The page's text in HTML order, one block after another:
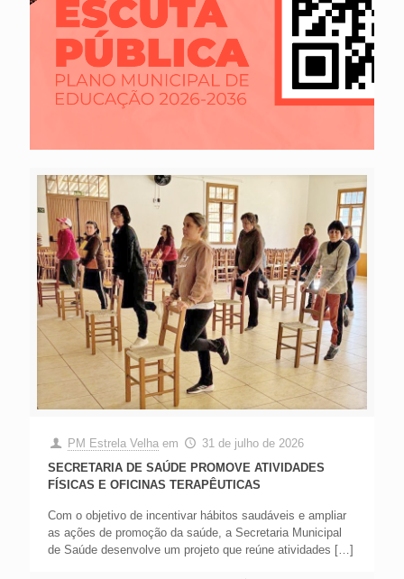
PM Estrela Velha em
31 de julho de 2026
SECRETARIA DE SAÚDE PROMOVE ATIVIDADES
FÍSICAS E OFICINAS TERAPÊUTICAS
Com o objetivo de incentivar hábitos saudáveis e ampliar
as ações de promoção da saúde, a Secretaria Municipal
de Saúde desenvolve um projeto que reúne atividades […]